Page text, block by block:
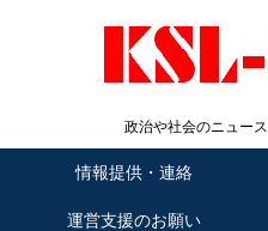
政治や社会のニュー
情報提供・連絡
運営支援のお願い